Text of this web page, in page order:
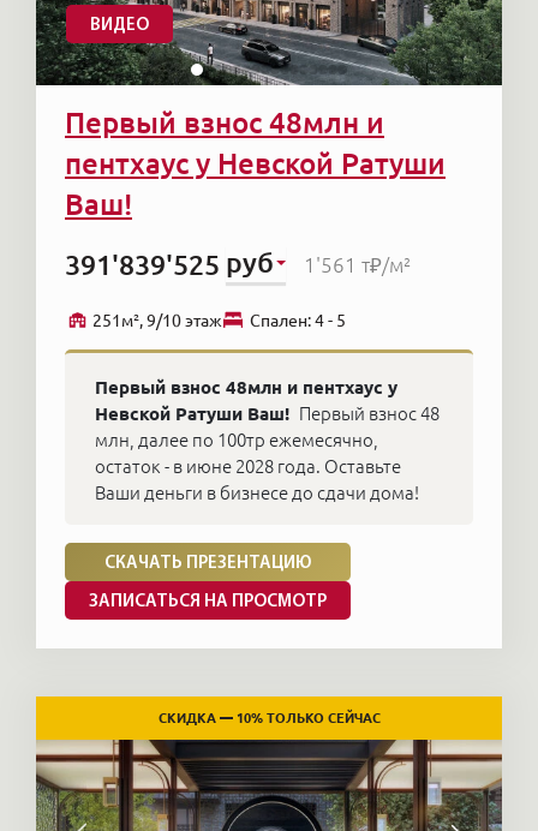
ВИДЕО
Первый взнос 48млн и
пентхаус у Невской Ратуши
Ваш!
391'839'525 руб 1'561 т₽/м²
251м², 9/10 этаж Cпален: 4 - 5
Первый взнос 48млн и пентхаус у
Невской Ратуши Ваш! Первый взнос 48
млн, далее по 100тр ежемесячно,
остаток - в июне 2028 года. Оставьте
Ваши деньги в бизнесе до сдачи дома!
СКАЧАТЬ ПРЕЗЕНТАЦИЮ
ЗАПИСАТЬСЯ НА ПРОСМОТР
СКИДКА — 10% ТОЛЬКО СЕЙЧАС